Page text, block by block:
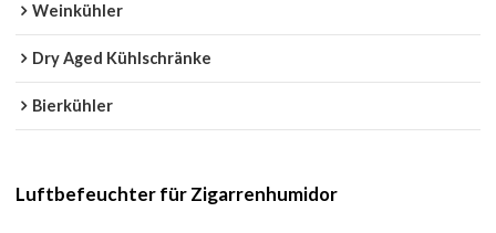
Weinkühler
Dry Aged Kühlschränke
Bierkühler
Luftbefeuchter für Zigarrenhumidor